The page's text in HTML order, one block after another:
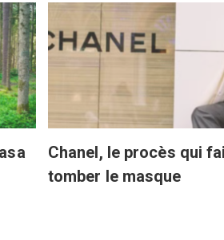
Chanel, le procès qui
tomber le masque